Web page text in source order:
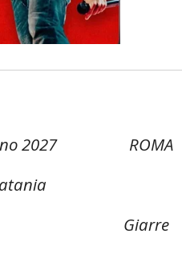
2027 ROMA
Giarre